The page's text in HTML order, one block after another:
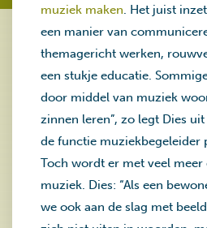
muziek maken. Het juist
een manier van
themagericht werken,
een stukje educatie.
door middel van muziek
zinnen leren”, zo legt Dies
de functie muziekbegeleider
Toch wordt er met veel meer
muziek. Dies: “Als een
we ook aan de slag met